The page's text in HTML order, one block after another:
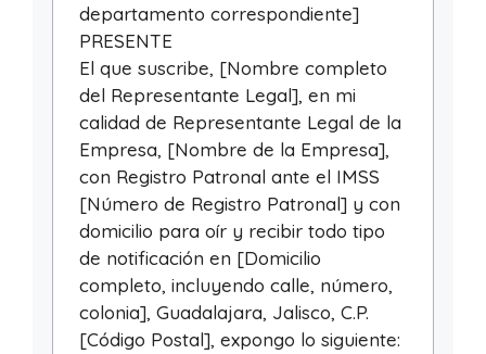
departamento correspondiente]
PRESENTE
El que suscribe, [Nombre completo
del Representante Legal], en mi
calidad de Representante Legal de la
Empresa, [Nombre de la Empresa],
con Registro Patronal ante el IMSS
[Número de Registro Patronal] y con
domicilio para oír y recibir todo tipo
de notificación en [Domicilio
completo, incluyendo calle, número,
colonia], Guadalajara, Jalisco, C.P.
[Código Postal], expongo lo siguiente: